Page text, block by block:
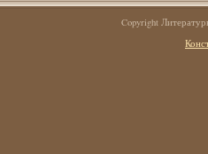
Copyright